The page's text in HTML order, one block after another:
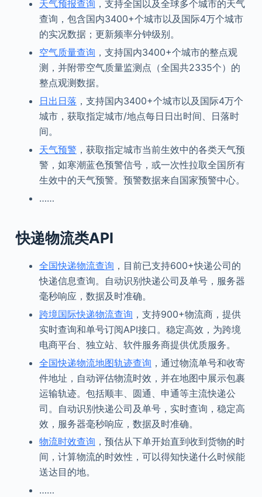
天气预报查询 ，支持全国以及全球多个城市的天气
查询，包含国内3400+个城市以及国际4万个城市
的实况数据；更新频率分钟级别。
空气质量查询 ，支持国内3400+个城市的整点观
测，并附带空气质量监测点（全国共2335个）的
整点观测数据。
日出日落 ，支持国内3400+个城市以及国际4万个
城市，获取指定城市/地点每日日出时间、日落时
间。
天气预警 ，获取指定城市当前生效中的各类天气预
警，如寒潮蓝色预警信号，或一次性拉取全国所有
生效中的天气预警。预警数据来自国家预警中心。
……
快递物流类API
全国快递物流查询 ，目前已支持600+快递公司的
快递信息查询。自动识别快递公司及单号，服务器
毫秒响应，数据及时准确。
跨境国际快递物流查询 ，支持900+物流商，提供
实时查询和单号订阅API接口。稳定高效，为跨境
电商平台、独立站、软件服务商提供优质服务。
全国快递物流地图轨迹查询 ，通过物流单号和收寄
件地址，自动评估物流时效，并在地图中展示包裹
运输轨迹。包括顺丰、圆通、申通等主流快递公
司。自动识别快递公司及单号，实时查询，稳定高
效，服务器毫秒响应，数据及时准确。
物流时效查询 ，预估从下单开始直到收到货物的时
间，计算物流的时效性，可以得知快递什么时候能
送达目的地。
……